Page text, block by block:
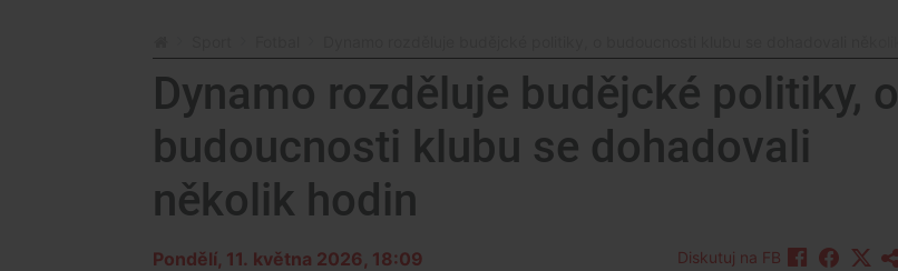
Dynamo rozděluje budějcké politiky, o
budoucnosti klubu se dohadovali
několik hodin
Pondělí, 11. května 2026, 18:09 Diskutuj na FB